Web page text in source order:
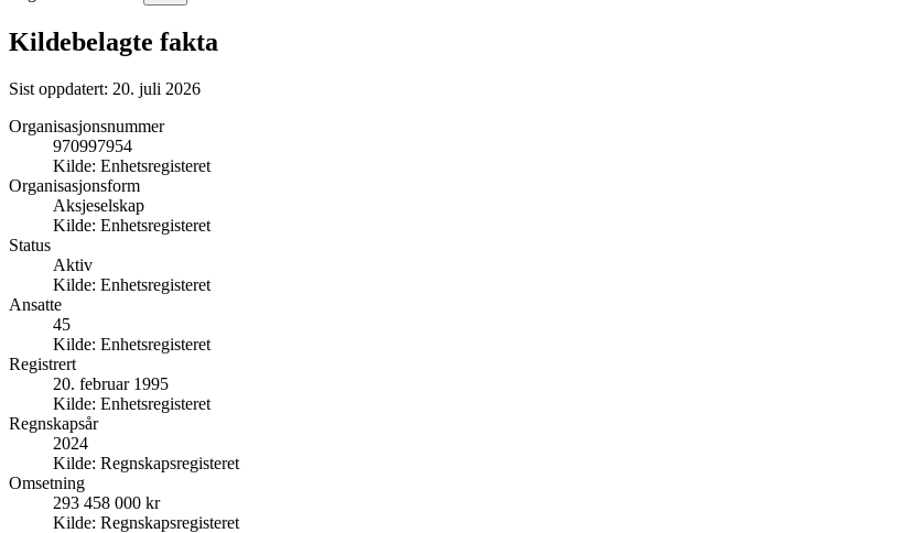
Kildebelagte fakta
Sist oppdatert: 20. juli 2026
Organisasjonsnummer
970997954
Kilde: Enhetsregisteret
Organisasjonsform
Aksjeselskap
Kilde: Enhetsregisteret
Status
Aktiv
Kilde: Enhetsregisteret
Ansatte
45
Kilde: Enhetsregisteret
Registrert
20. februar 1995
Kilde: Enhetsregisteret
Regnskapsår
2024
Kilde: Regnskapsregisteret
Omsetning
293 458 000 kr
Kilde: Regnskapsregisteret